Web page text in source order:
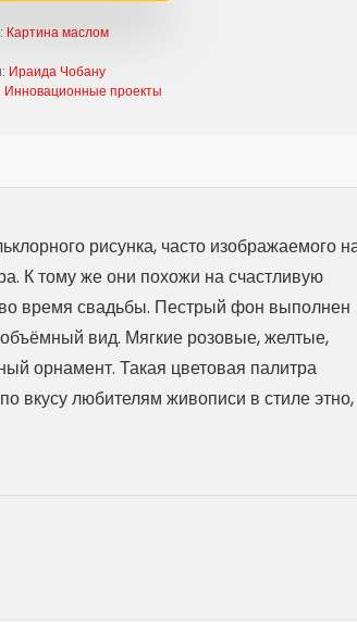
Картина маслом
Ираида Чобану
Инновационные проекты
рисунка, часто изображаемого
К тому же они похожи на счастливую
время свадьбы. Пестрый фон выполнен
вид. Мягкие розовые, желтые,
орнамент. Такая цветовая палитра
вкусу любителям живописи в стиле этно,